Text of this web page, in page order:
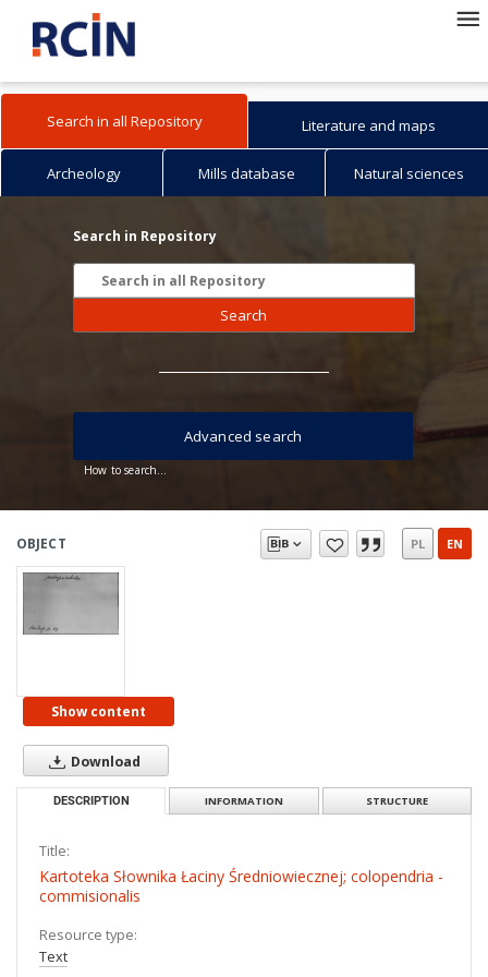
Search in all Repository Literature and maps
Archeology Mills database Natural sciences
Search in Repository
Search
How to search...
Advanced search
OBJECT PL EN
Show content
Download
DESCRIPTION INFORMATION STRUCTURE
Title:
Kartoteka Słownika Łaciny Średniowiecznej; colopendria -
commisionalis
Resource type:
Text